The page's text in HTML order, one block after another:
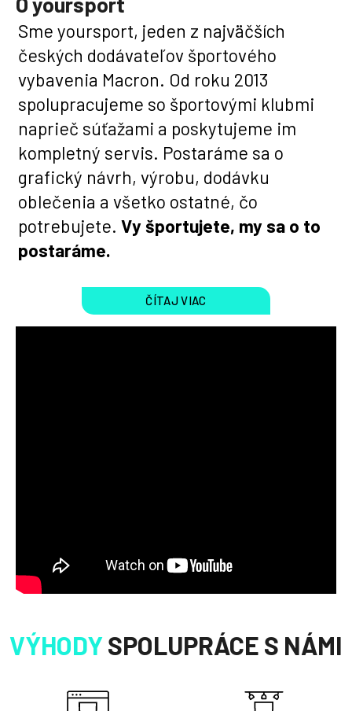
Sme yoursport, jeden z najväčších
českých dodávateľov športového
vybavenia Macron. Od roku 2013
spolupracujeme so športovými klubmi
naprieč súťažami a poskytujeme im
kompletný servis. Postaráme sa o
grafický návrh, výrobu, dodávku
oblečenia a všetko ostatné, čo
potrebujete. Vy športujete, my sa o to
postaráme.
ČÍTAJ VIAC
VÝHODYSPOLUPRÁCE S NÁMI
t
e
n
á
j
s
ť
?
HĽADAŤ